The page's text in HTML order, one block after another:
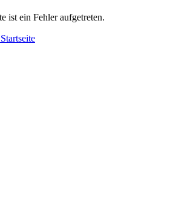
ist ein Fehler aufgetreten.